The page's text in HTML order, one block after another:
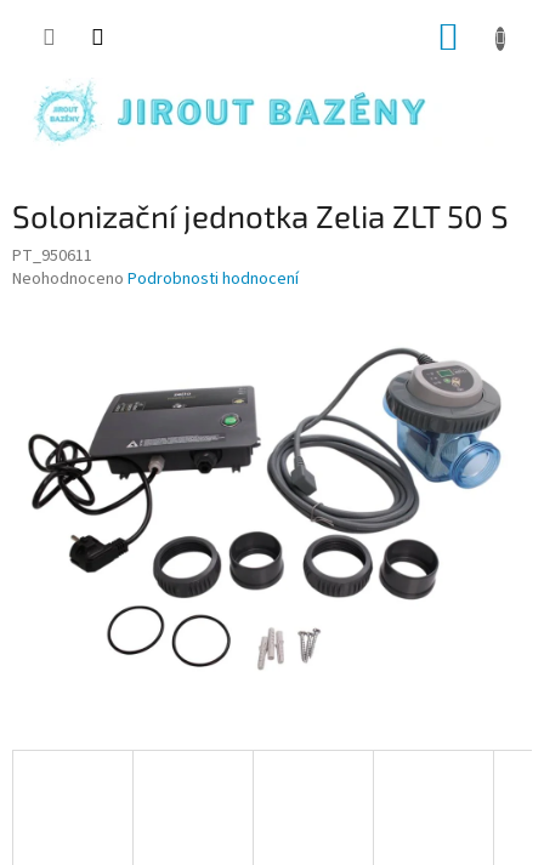
Solonizační jednotka Zelia ZLT 50 S
PT_950611
Průměrné hodnocení produktu je 0,0 z 5 hvězdiček.
Neohodnoceno Podrobnosti hodnocení